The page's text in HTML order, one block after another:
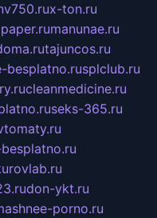
x-ton.ru
manunae.ru
tajuncos.ru
besplatno.rusplclub.ru
cleanmedicine.ru
seks-365.ru
don-ykt.ru
porno.ru